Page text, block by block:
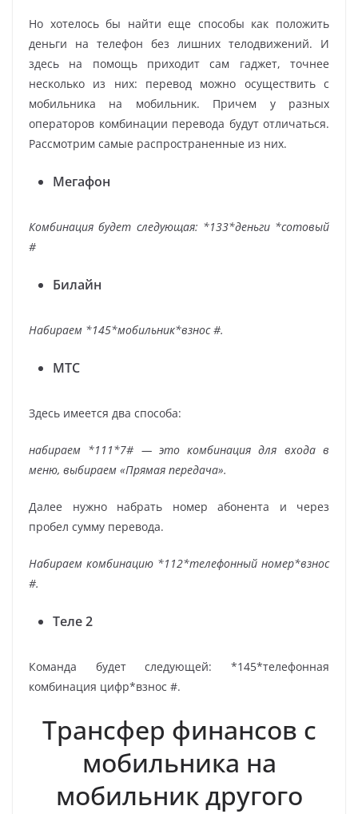
Но хотелось бы найти еще способы как положить
деньги на телефон без лишних телодвижений. И
здесь на помощь приходит сам гаджет, точнее
несколько из них: перевод можно осуществить с
мобильника на мобильник. Причем у разных
операторов комбинации перевода будут отличаться.
Рассмотрим самые распространенные из них.
Мегафон
Комбинация будет следующая: *133*деньги *сотовый
#
Билайн
Набираем *145*мобильник*взнос #.
МТС
Здесь имеется два способа:
набираем *111*7# — это комбинация для входа в
меню, выбираем «Прямая передача».
Далее нужно набрать номер абонента и через
пробел сумму перевода.
Набираем комбинацию *112*телефонный номер*взнос
#.
Теле 2
Команда будет следующей: *145*телефонная
комбинация цифр*взнос #.
Трансфер финансов с
мобильника на
мобильник другого